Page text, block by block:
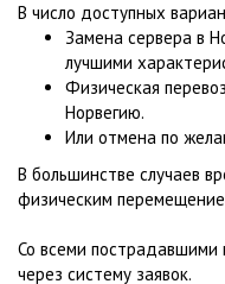
В число доступных
Замена сервера в
лучшими
Физическая
Норвегию.
Или отмена по
В большинстве случаев
физическим
Со всеми пострадавшими
через систему заявок.